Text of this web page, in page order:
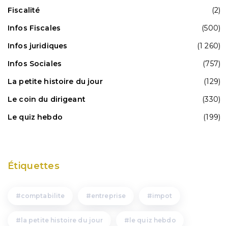
Fiscalité
(2)
Infos Fiscales
(500)
Infos juridiques
(1 260)
Infos Sociales
(757)
La petite histoire du jour
(129)
Le coin du dirigeant
(330)
Le quiz hebdo
(199)
Étiquettes
comptabilite entreprise impot
la petite histoire du jour le quiz hebdo